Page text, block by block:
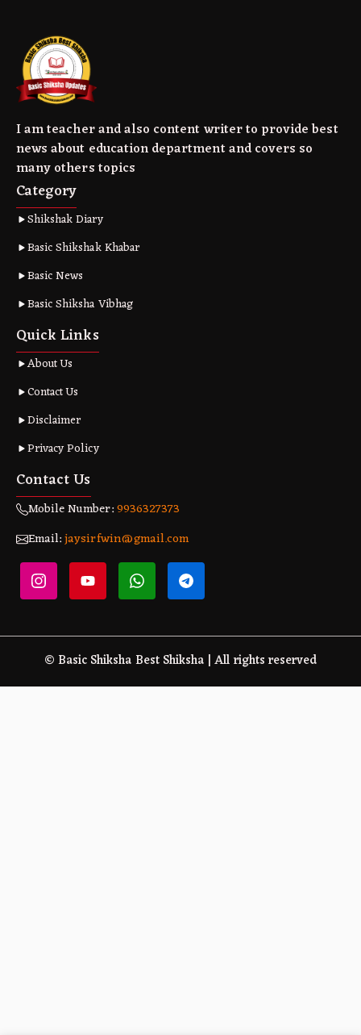
I am teacher and also content writer to provide best
news about education department and covers so
many others topics
Category
Shikshak Diary
Basic Shikshak Khabar
Basic News
Basic Shiksha Vibhag
Quick Links
About Us
Contact Us
Disclaimer
Privacy Policy
Contact Us
Mobile Number:9936327373
Email:jaysirfwin@gmail.com
© Basic Shiksha Best Shiksha | All rights reserved